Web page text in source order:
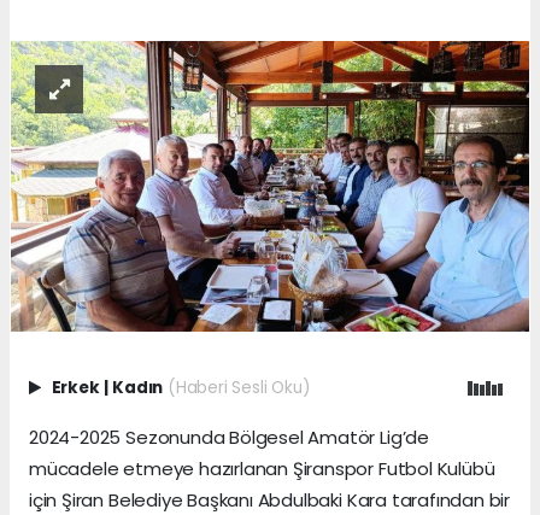
Erkek Kadın (Haberi Sesli Oku)
2024-2025 Sezonunda Bölgesel Amatör Lig’de
mücadele etmeye hazırlanan Şiranspor Futbol Kulübü
için Şiran Belediye Başkanı Abdulbaki Kara tarafından bir